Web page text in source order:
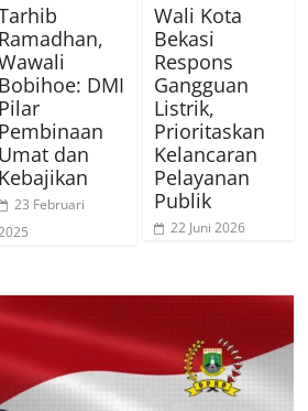
Ramadhan,
Bobihoe: DMI
Pilar
Pembinaan
Umat dan
Kebajikan
23 Februari
Wali Kota
Bekasi
Respons
Gangguan
Listrik,
Prioritaskan
Kelancaran
Pelayanan
Publik
22 Juni 2026